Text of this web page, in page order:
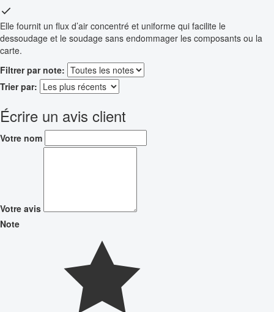
Elle fournit un flux d’air concentré et uniforme qui facilite le
dessoudage et le soudage sans endommager les composants ou la
carte.
Filtrer par note:
Trier par:
Écrire un avis client
Votre nom
Votre avis
Note